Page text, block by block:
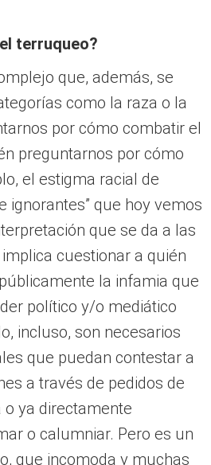
terruqueo?
que, además, se
como la raza o la
por cómo combatir el
preguntarnos por cómo
el estigma racial de
ignorantes” que hoy vemos
que se da a las
cuestionar a quién
la infamia que
político y/o mediático
incluso, son necesarios
que puedan contestar a
a través de pedidos de
ya directamente
o calumniar. Pero es un
que incomoda y muchas